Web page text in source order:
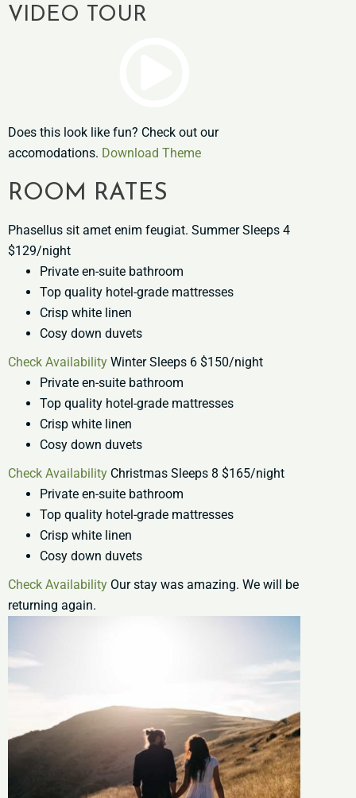
VIDEO TOUR
Does this look like fun? Check out our
accomodations. Download Theme
ROOM RATES
Phasellus sit amet enim feugiat. Summer Sleeps 4
$129/night
Private en-suite bathroom
Top quality hotel-grade mattresses
Crisp white linen
Cosy down duvets
Check Availability Winter Sleeps 6 $150/night
Private en-suite bathroom
Top quality hotel-grade mattresses
Crisp white linen
Cosy down duvets
Check Availability Christmas Sleeps 8 $165/night
Private en-suite bathroom
Top quality hotel-grade mattresses
Crisp white linen
Cosy down duvets
Check Availability Our stay was amazing. We will be
returning again.